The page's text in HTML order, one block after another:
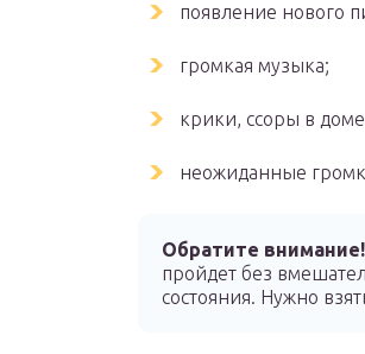
появление нового
громкая музыка;
крики, ссоры в
неожиданные
Обратите внимание!
пройдет без
состояния. Нужно